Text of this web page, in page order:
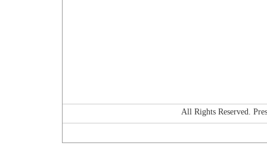
All Rights Reserved.